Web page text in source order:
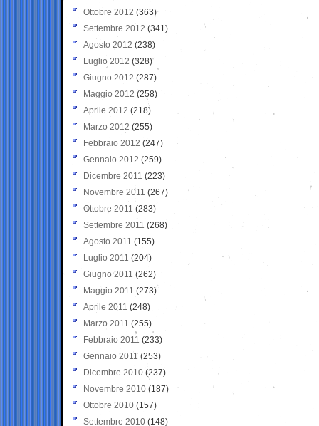
Ottobre 2012 (363)
Settembre 2012 (341)
Agosto 2012 (238)
Luglio 2012 (328)
Giugno 2012 (287)
Maggio 2012 (258)
Aprile 2012 (218)
Marzo 2012 (255)
Febbraio 2012 (247)
Gennaio 2012 (259)
Dicembre 2011 (223)
Novembre 2011 (267)
Ottobre 2011 (283)
Settembre 2011 (268)
Agosto 2011 (155)
Luglio 2011 (204)
Giugno 2011 (262)
Maggio 2011 (273)
Aprile 2011 (248)
Marzo 2011 (255)
Febbraio 2011 (233)
Gennaio 2011 (253)
Dicembre 2010 (237)
Novembre 2010 (187)
Ottobre 2010 (157)
Settembre 2010 (148)